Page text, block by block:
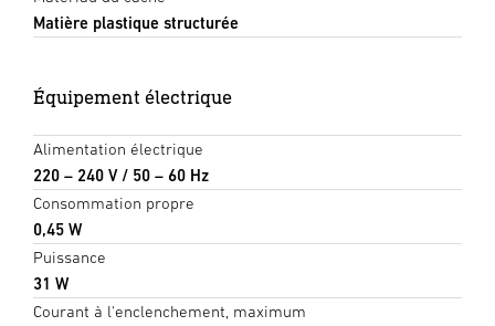
Matière plastique structurée
Équipement électrique
Alimentation électrique
220 – 240 V / 50 – 60 Hz
Consommation propre
0,45 W
Puissance
31 W
Courant à l'enclenchement, maximum